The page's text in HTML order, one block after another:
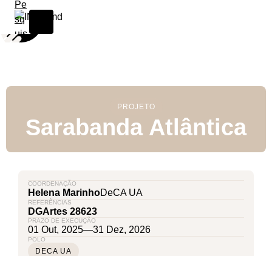
PROJETO
Sarabanda Atlântica
COORDENAÇÃO
Helena MarinhoDeCA UA
REFERÊNCIAS
DGArtes 28623
PRAZO DE EXECUÇÃO
01 Out, 2025—31 Dez, 2026
POLO
DECA UA